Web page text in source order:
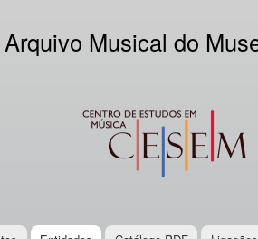
Musical do
CESEM